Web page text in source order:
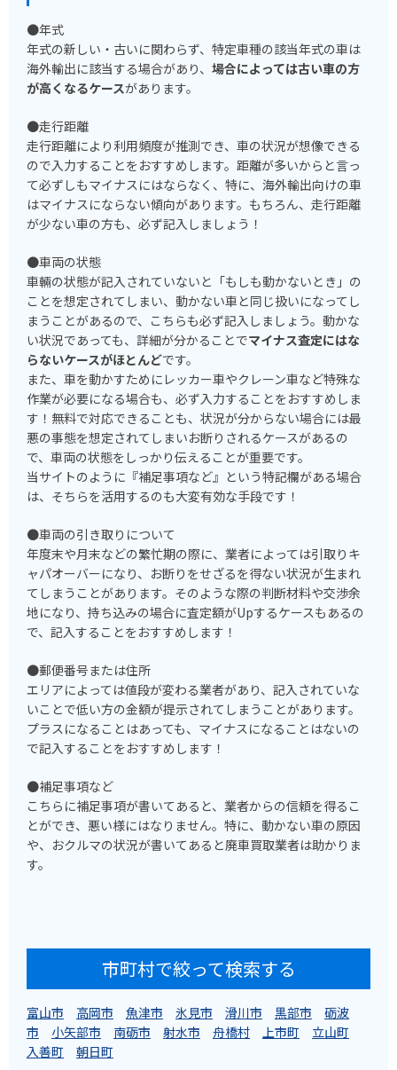
●年式
年式の新しい・古いに関わらず、特定車種の該当年式の車は
海外輸出に該当する場合があり、 場合によっては古い車の方
が高くなるケースがあります。
●走行距離
走行距離により利用頻度が推測でき、車の状況が想像できる
ので入力することをおすすめします。距離が多いからと言っ
て必ずしもマイナスにはならなく、特に、海外輸出向けの車
はマイナスにならない傾向があります。もちろん、走行距離
が少ない車の方も、必ず記入しましょう！
●車両の状態
車輛の状態が記入されていないと「もしも動かないとき」の
ことを想定されてしまい、動かない車と同じ扱いになってし
まうことがあるので、こちらも必ず記入しましょう。動かな
い状況であっても、詳細が分かることでマイナス査定にはな
らないケースがほとんどです。
また、車を動かすためにレッカー車やクレーン車など特殊な
作業が必要になる場合も、必ず入力することをおすすめしま
す！無料で対応できることも、状況が分からない場合には最
悪の事態を想定されてしまいお断りされるケースがあるの
で、車両の状態をしっかり伝えることが重要です。
当サイトのように『補足事項など』という特記欄がある場合
は、そちらを活用するのも大変有効な手段です！
●車両の引き取りについて
年度末や月末などの繁忙期の際に、業者によっては引取りキ
ャパオーバーになり、お断りをせざるを得ない状況が生まれ
てしまうことがあります。そのような際の判断材料や交渉余
地になり、持ち込みの場合に査定額がUpするケースもあるの
で、記入することをおすすめします！
●郵便番号または住所
エリアによっては値段が変わる業者があり、記入されていな
いことで低い方の金額が提示されてしまうことがあります。
プラスになることはあっても、マイナスになることはないの
で記入することをおすすめします！
●補足事項など
こちらに補足事項が書いてあると、業者からの信頼を得るこ
とができ、悪い様にはなりません。特に、動かない車の原因
や、おクルマの状況が書いてあると廃車買取業者は助かりま
す。
市町村で絞って検索する
富山市 高岡市 魚津市 氷見市 滑川市 黒部市
砺波
市
小矢部市 南砺市 射水市 舟橋村 上市町
立山町
入善町
朝日町